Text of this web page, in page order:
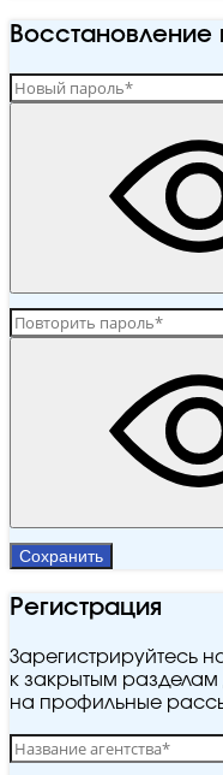
Восстановление
Сохранить
Регистрация
Зарегистрируйтесь
к закрытым разделам
на профильные